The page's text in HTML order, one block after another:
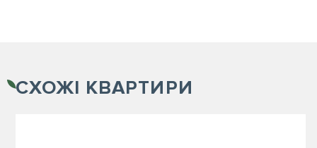
СХОЖІ КВАРТИРИ